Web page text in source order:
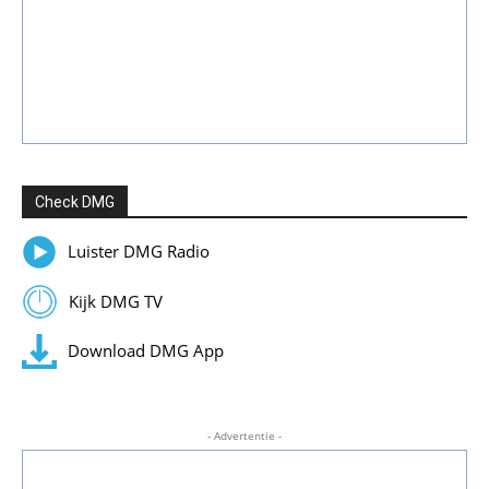
Check DMG
Luister DMG Radio
Kijk DMG TV
Download DMG App
- Advertentie -